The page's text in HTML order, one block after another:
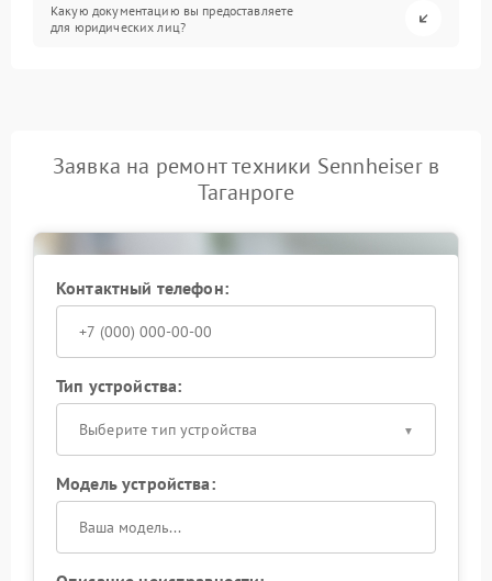
Какую документацию вы предоставляете
для юридических лиц?
Заявка на ремонт техники Sennheiser в
Таганроге
Контактный телефон:
Тип устройства:
Выберите тип устройства
Модель устройства: